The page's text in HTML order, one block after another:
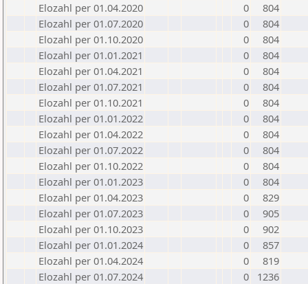
Elozahl per 01.04.2020
0
804
Elozahl per 01.07.2020
0
804
Elozahl per 01.10.2020
0
804
Elozahl per 01.01.2021
0
804
Elozahl per 01.04.2021
0
804
Elozahl per 01.07.2021
0
804
Elozahl per 01.10.2021
0
804
Elozahl per 01.01.2022
0
804
Elozahl per 01.04.2022
0
804
Elozahl per 01.07.2022
0
804
Elozahl per 01.10.2022
0
804
Elozahl per 01.01.2023
0
804
Elozahl per 01.04.2023
0
829
Elozahl per 01.07.2023
0
905
Elozahl per 01.10.2023
0
902
Elozahl per 01.01.2024
0
857
Elozahl per 01.04.2024
0
819
Elozahl per 01.07.2024
0
1236